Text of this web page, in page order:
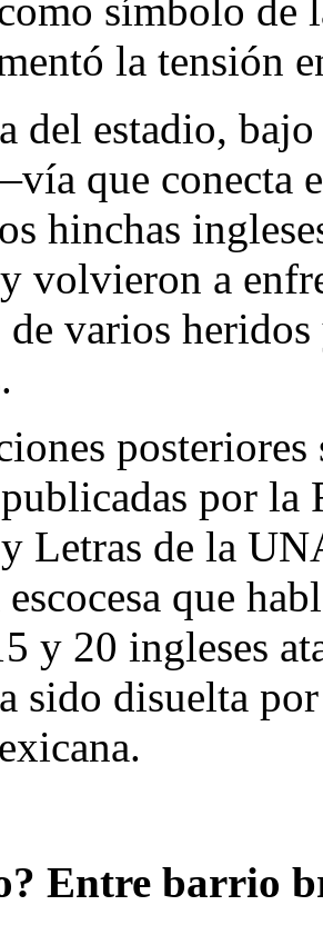
símbolo de
la tensión
del estadio,
que conecta
hinchas
volvieron a
de varios
por la
Letras de la
escocesa que
y 20 ingleses
sido disuelta
Entre barrio